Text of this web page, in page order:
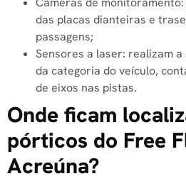
das placas dianteiras e
passagens;
Sensores a laser: realizam
da categoria do veículo,
de eixos nas pistas.
Onde ficam
pórticos do Free
Acreúna?